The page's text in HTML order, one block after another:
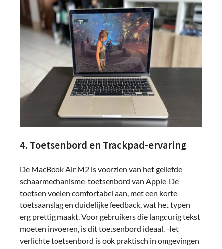
4. Toetsenbord en Trackpad-ervaring
De MacBook Air M2 is voorzien van het geliefde
schaarmechanisme-toetsenbord van Apple. De
toetsen voelen comfortabel aan, met een korte
toetsaanslag en duidelijke feedback, wat het typen
erg prettig maakt. Voor gebruikers die langdurig tekst
moeten invoeren, is dit toetsenbord ideaal. Het
verlichte toetsenbord is ook praktisch in omgevingen